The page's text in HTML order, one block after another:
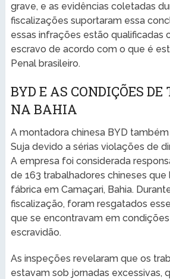
grave, e as evidências coletadas
fiscalizações suportaram essa
essas infrações estão qualificadas
escravo de acordo com o que é
Penal brasileiro.
BYD E AS CONDIÇÕES
NA BAHIA
A montadora chinesa BYD
Suja devido a sérias violações de
A empresa foi considerada
de 163 trabalhadores chineses
fábrica em Camaçari, Bahia.
fiscalização, foram resgatados
que se encontravam em
escravidão.
As inspeções revelaram que os
estavam sob jornadas excessivas,